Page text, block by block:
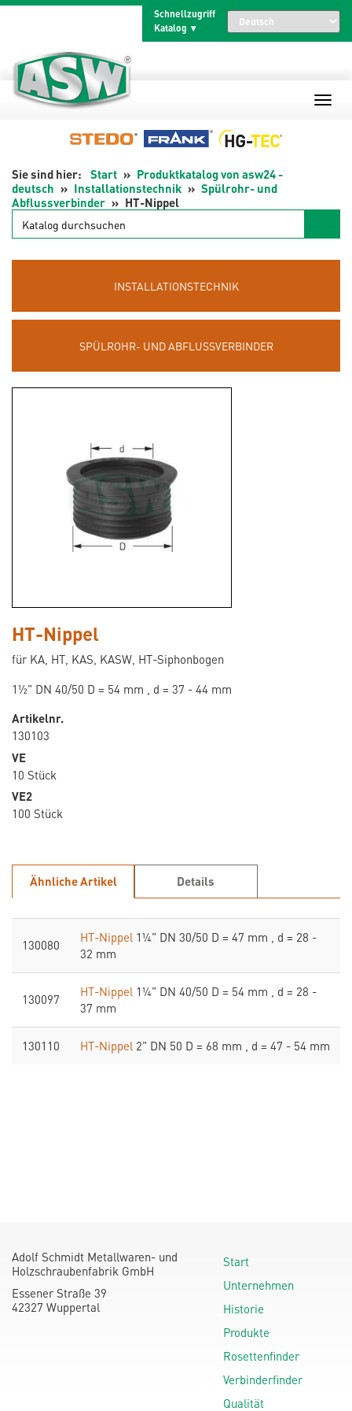
Schnellzugriff
Katalog
Start
Produktkatalog von asw24 -
deutsch
Installationstechnik
Spülrohr- und
Abflussverbinder
HT-Nippel
Katalog
durchsuchen
INSTALLATIONSTECHNIK
SPÜLROHR- UND ABFLUSSVERBINDER
HT-Nippel
für KA, HT, KAS, KASW, HT-Siphonbogen
1½" DN 40/50 D = 54 mm , d = 37 - 44 mm
Artikelnr.
130103
VE
10 Stück
VE2
100 Stück
Ähnliche Artikel Details
130080 HT-Nippel 1¼" DN 30/50 D = 47 mm , d = 28 -
32 mm
130097 HT-Nippel 1¼" DN 40/50 D = 54 mm , d = 28 -
37 mm
130110 HT-Nippel 2" DN 50 D = 68 mm , d = 47 - 54 mm
Adolf Schmidt Metallwaren- und
Holzschraubenfabrik GmbH
Essener Straße 39
42327 Wuppertal
Start
Unternehmen
Historie
Produkte
Rosettenfinder
Verbinderfinder
Qualität